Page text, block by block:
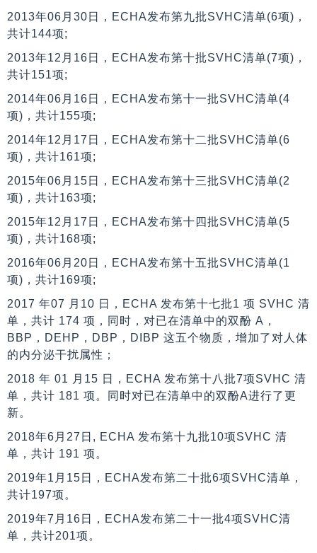
2013年06月30日，ECHA发布第九批SVHC清单(6项)，
共计144项;
2013年12月16日，ECHA发布第十批SVHC清单(7项)，
共计151项;
2014年06月16日，ECHA发布第十一批SVHC清单(4
项)，共计155项;
2014年12月17日，ECHA发布第十二批SVHC清单(6
项)，共计161项;
2015年06月15日，ECHA发布第十三批SVHC清单(2
项)，共计163项;
2015年12月17日，ECHA发布第十四批SVHC清单(5
项)，共计168项;
2016年06月20日，ECHA发布第十五批SVHC清单(1
项)，共计169项;
2017 年07 月10 日，ECHA 发布第十七批1 项 SVHC 清
单，共计 174 项，同时，对已在清单中的双酚 A，
BBP，DEHP，DBP，DIBP 这五个物质，增加了对人体
的内分泌干扰属性；
2018 年 01 月15 日，ECHA 发布第十八批7项SVHC 清
单，共计 181 项。同时对已在清单中的双酚A进行了更
新。
2018年6月27日, ECHA 发布第十九批10项SVHC 清
单，共计 191 项。
2019年1月15日，ECHA发布第二十批6项SVHC清单，
共计197项。
2019年7月16日，ECHA发布第二十一批4项SVHC清
单，共计201项。